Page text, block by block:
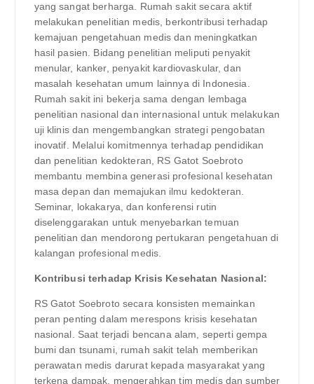
yang sangat berharga. Rumah sakit secara aktif
melakukan penelitian medis, berkontribusi terhadap
kemajuan pengetahuan medis dan meningkatkan
hasil pasien. Bidang penelitian meliputi penyakit
menular, kanker, penyakit kardiovaskular, dan
masalah kesehatan umum lainnya di Indonesia.
Rumah sakit ini bekerja sama dengan lembaga
penelitian nasional dan internasional untuk melakukan
uji klinis dan mengembangkan strategi pengobatan
inovatif. Melalui komitmennya terhadap pendidikan
dan penelitian kedokteran, RS Gatot Soebroto
membantu membina generasi profesional kesehatan
masa depan dan memajukan ilmu kedokteran.
Seminar, lokakarya, dan konferensi rutin
diselenggarakan untuk menyebarkan temuan
penelitian dan mendorong pertukaran pengetahuan di
kalangan profesional medis.
Kontribusi terhadap Krisis Kesehatan Nasional:
RS Gatot Soebroto secara konsisten memainkan
peran penting dalam merespons krisis kesehatan
nasional. Saat terjadi bencana alam, seperti gempa
bumi dan tsunami, rumah sakit telah memberikan
perawatan medis darurat kepada masyarakat yang
terkena dampak, mengerahkan tim medis dan sumber